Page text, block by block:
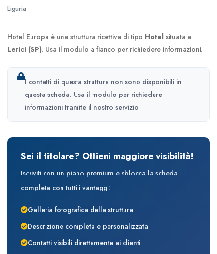
Liguria
Hotel Europa è una struttura ricettiva di tipo Hotel situata a
Lerici (SP). Usa il modulo a fianco per richiedere informazioni.
I contatti di questa struttura non sono disponibili in
questa scheda. Usa il modulo per richiedere
informazioni tramite il nostro servizio.
Sei il titolare? Ottieni maggiore visibilità!
Iscriviti con un piano premium e sblocca la scheda
completa con tutti i vantaggi:
Galleria fotografica della struttura
Descrizione completa e personalizzata
Contatti visibili direttamente ai clienti